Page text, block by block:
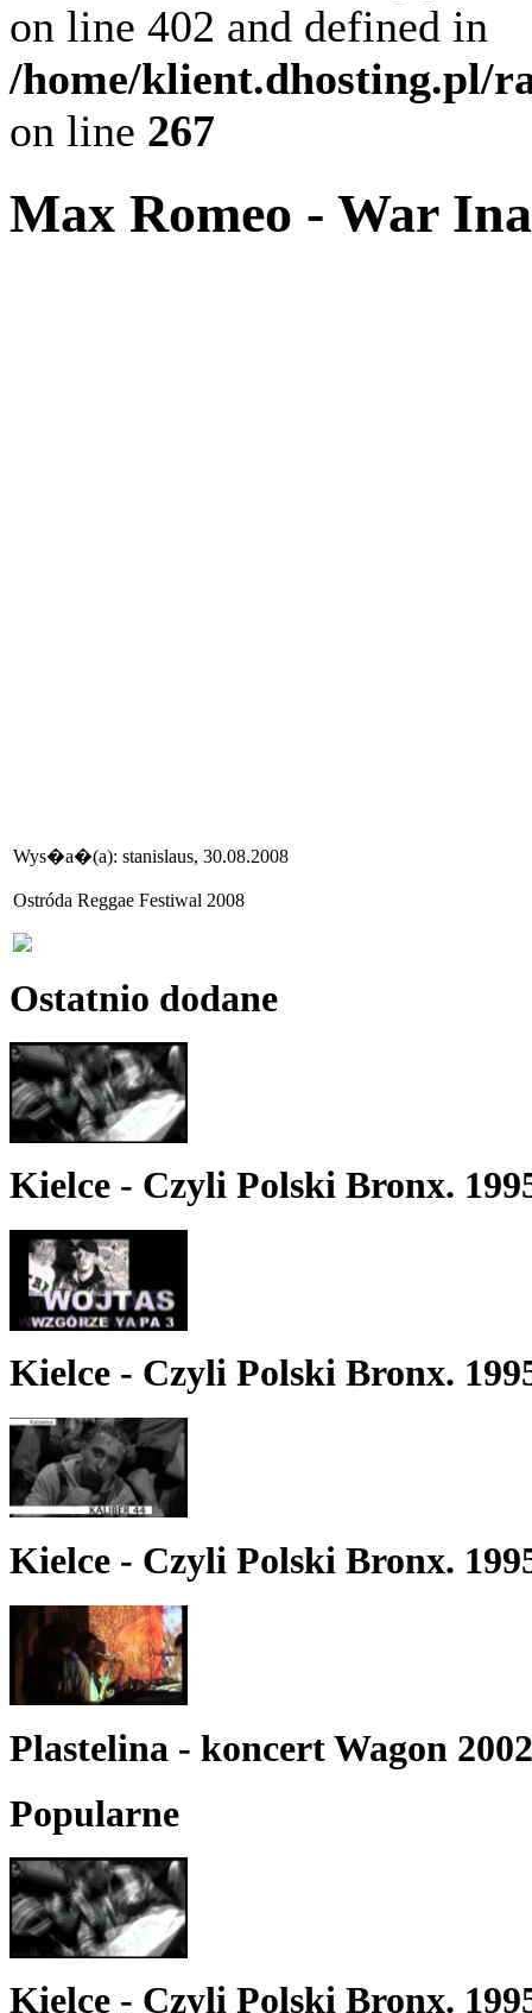
on line 402 and defined in
/home/klient.dhosting.pl/
on line 267
Max Romeo - War
Wys�a�(a): stanislaus, 30.08.2008
Ostróda Reggae Festiwal 2008
Ostatnio dodane
Kielce - Czyli Polski Bronx.
Kielce - Czyli Polski Bronx.
Kielce - Czyli Polski Bronx.
Plastelina - koncert Wagon 2002
Popularne
Kielce - Czyli Polski Bronx.